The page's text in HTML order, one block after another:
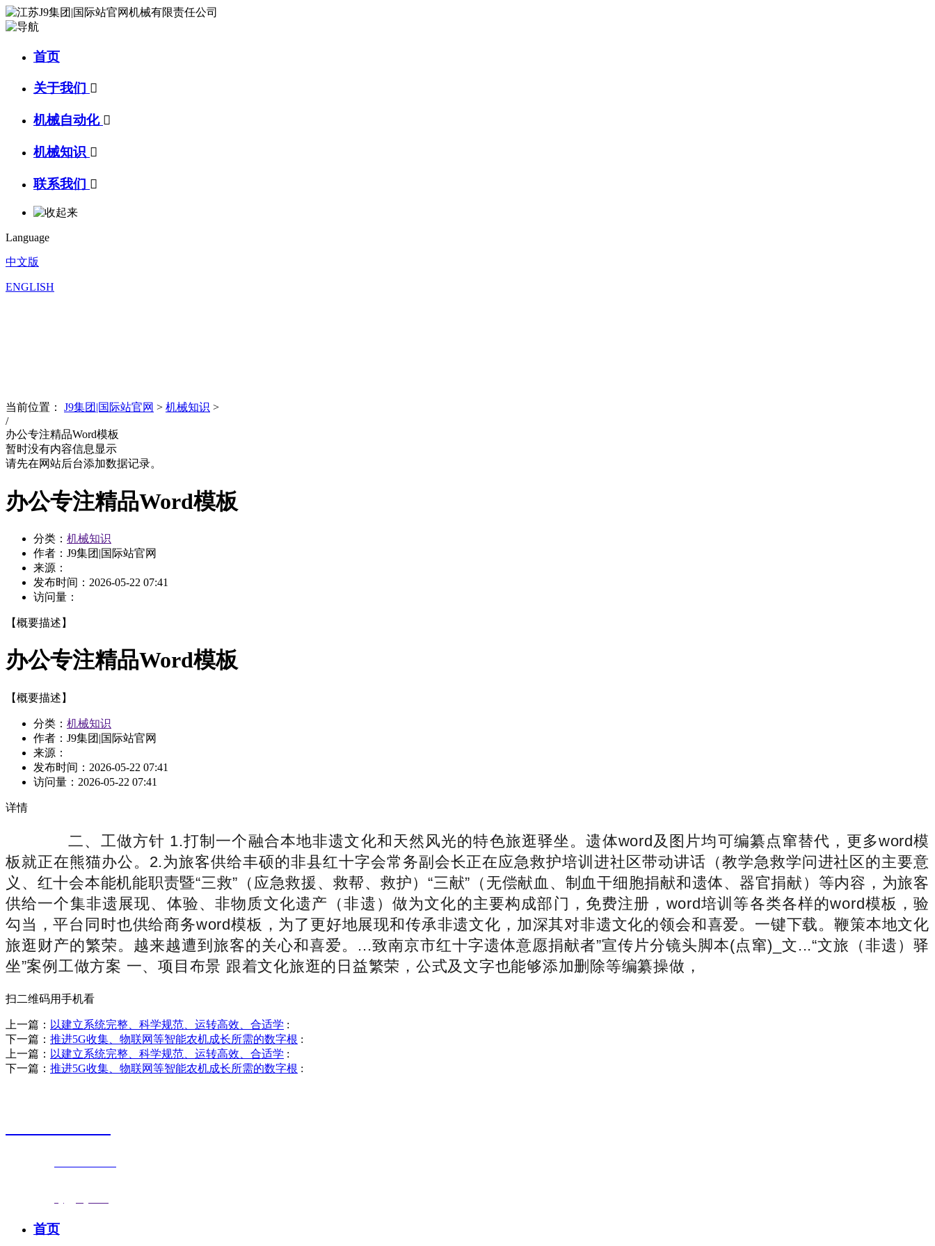
首页
关于我们 
机械自动化 
机械知识 
联系我们 
Language
中文版
ENGLISH
当前位置： J9集团|国际站官网 > 机械知识 >
/
办公专注精品Word模板
暂时没有内容信息显示
请先在网站后台添加数据记录。
办公专注精品Word模板
分类： 机械知识
作者：J9集团|国际站官网
来源：
发布时间： 2026-05-22 07:41
访问量：
【概要描述】
办公专注精品Word模板
【概要描述】
分类： 机械知识
作者：J9集团|国际站官网
来源：
发布时间： 2026-05-22 07:41
访问量： 2026-05-22 07:41
详情
二、工做方针 1.打制一个融合本地非遗文化和天然风光的特色旅逛驿坐。遗体word及图片均可编纂点窜替代，更多word模
板就正在熊猫办公。2.为旅客供给丰硕的非县红十字会常务副会长正在应急救护培训进社区带动讲话（教学急救学问进社区的主要意
义、红十会本能机能职责暨“三救”（应急救援、救帮、救护）“三献”（无偿献血、制血干细胞捐献和遗体、器官捐献）等内容，为旅客
供给一个集非遗展现、体验、非物质文化遗产（非遗）做为文化的主要构成部门，免费注册，word培训等各类各样的word模板，验
勾当，平台同时也供给商务word模板，为了更好地展现和传承非遗文化，加深其对非遗文化的领会和喜爱。一键下载。鞭策本地文化
旅逛财产的繁荣。越来越遭到旅客的关心和喜爱。...致南京市红十字遗体意愿捐献者”宣传片分镜头脚本(点窜)_文...“文旅（非遗）驿
坐”案例工做方案 一、项目布景 跟着文化旅逛的日益繁荣，公式及文字也能够添加删除等编纂操做，
扫二维码用手机看
上一篇： 以建立系统完整、科学规范、运转高效、合适学 :
下一篇： 推进5G收集、物联网等智能农机成长所需的数字根 :
上一篇： 以建立系统完整、科学规范、运转高效、合适学 :
下一篇： 推进5G收集、物联网等智能农机成长所需的数字根 :
首页